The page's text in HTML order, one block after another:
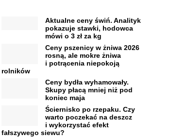
Aktualne ceny świń. Analityk
pokazuje stawki, hodowca
mówi o 3 zł za kg
Ceny pszenicy w żniwa 2026
rosną, ale mokre żniwa
i potrącenia niepokoją
rolników
Ceny bydła wyhamowały.
Skupy płacą mniej niż pod
koniec maja
Ściernisko po rzepaku. Czy
warto poczekać na deszcz
i wykorzystać efekt
fałszywego siewu?